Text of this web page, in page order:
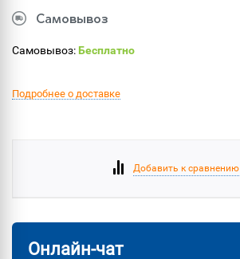
Самовывоз
Самовывоз:Бесплатно
Подробнее о доставке
Добавить к сравнению
Онлайн-чат